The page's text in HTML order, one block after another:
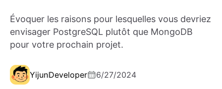
Évoquer les raisons pour lesquelles vous devriez
envisager PostgreSQL plutôt que MongoDB
pour votre prochain projet.
YijunDeveloper 6/27/2024